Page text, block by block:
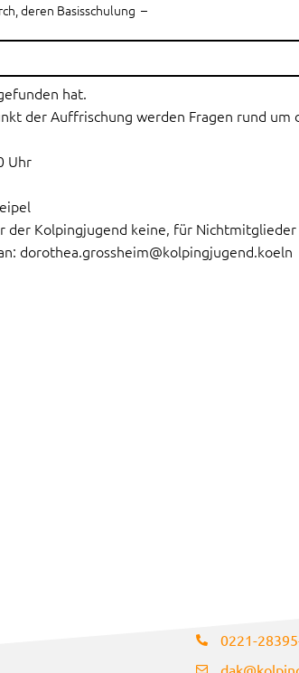
deren Basisschulung –
hat.
der Auffrischung werden Fragen rund um
Uhr
der Kolpingjugend keine, für Nichtmitglieder
dorothea.grossheim@kolpingjugend.koeln
0221-